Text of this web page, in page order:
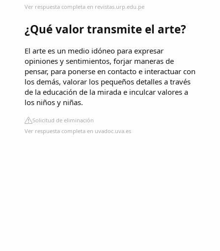
Ver respuesta completa en revistas.urp.edu.pe
¿Qué valor transmite el arte?
El arte es un medio idóneo para expresar
opiniones y sentimientos, forjar maneras de
pensar, para ponerse en contacto e interactuar con
los demás, valorar los pequeños detalles a través
de la educación de la mirada e inculcar valores a
los niños y niñas.
Solicitud de eliminación
Ver respuesta completa en uvadoc.uva.es